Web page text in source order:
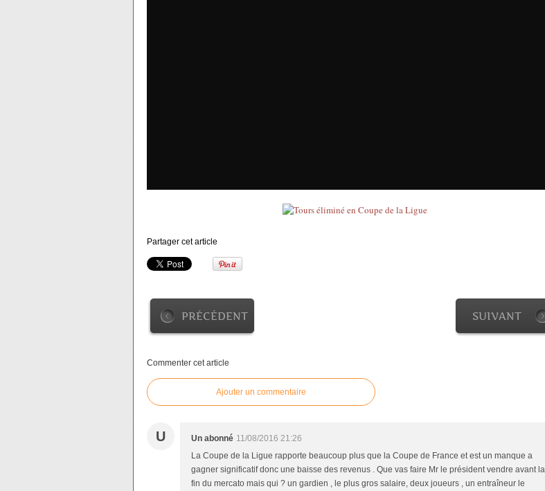
Partager cet article
PRÉCÉDENT SUIVANT
Commenter cet article
Ajouter un commentaire
U Un abonné 11/08/2016 21:26
La Coupe de la Ligue rapporte beaucoup plus que la Coupe de France et est un manque a
gagner significatif donc une baisse des revenus . Que vas faire Mr le président vendre avant la
fin du mercato mais qui ? un gardien , le plus gros salaire, deux joueurs , un entraîneur le